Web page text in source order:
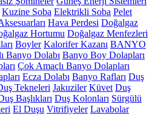
Kuzine Soba Elektrikli Soba Pelet
Hava Perdesi Doğalgaz
Hortumu Doğalgaz Menfezleri
Boyler Kalorifer Kazanı BANYO
Banyo Dolabı Banyo Boy Dolapları
Çok Amaçlı Banyo Dolapları
Ecza Dolabı Banyo Rafları Duş
Tekneleri Jakuziler Küvet Duş
Başlıkları Duş Kolonları Sürgülü
El Duşu Vitrifiyeler Lavabolar